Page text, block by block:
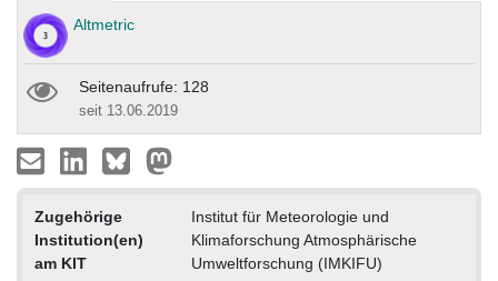
Altmetric
Seitenaufrufe: 128
seit 13.06.2019
Zugehörige
Institution(en)
am KIT
Institut für Meteorologie und
Klimaforschung Atmosphärische
Umweltforschung (IMKIFU)